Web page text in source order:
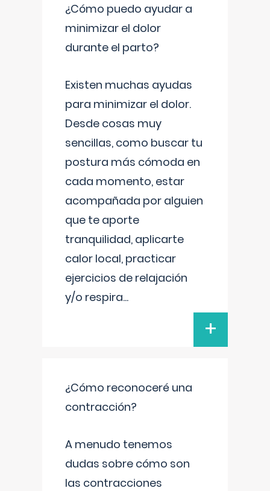
¿Cómo puedo ayudar a
minimizar el dolor
durante el parto?
Existen muchas ayudas
para minimizar el dolor.
Desde cosas muy
sencillas, como buscar tu
postura más cómoda en
cada momento, estar
acompañada por alguien
que te aporte
tranquilidad, aplicarte
calor local, practicar
ejercicios de relajación
y/o respira...
+
¿Cómo reconoceré una
contracción?
A menudo tenemos
dudas sobre cómo son
las contracciones